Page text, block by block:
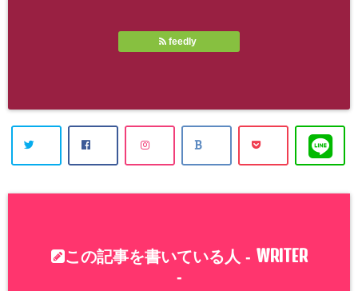
feedly
この記事を書いている人 - WRITER
-